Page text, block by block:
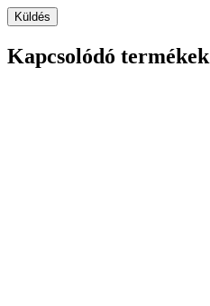
Kapcsolódó termékek